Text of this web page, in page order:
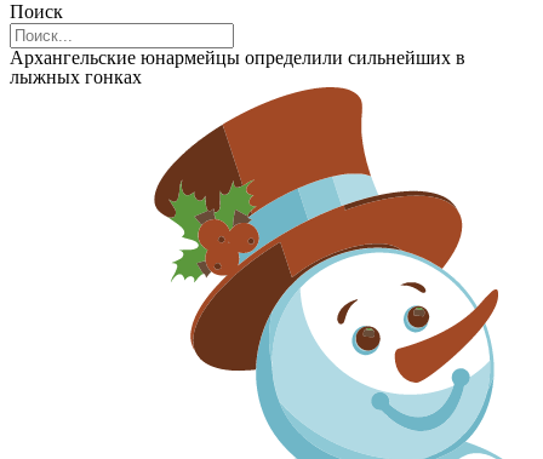
Поиск
Архангельские юнармейцы определили сильнейших в
лыжных гонках